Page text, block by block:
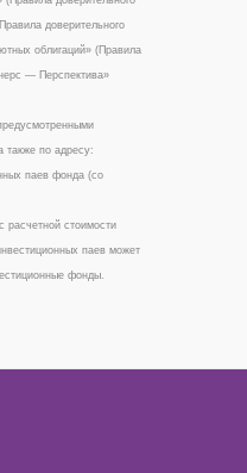
доверительного
облигаций» (Правила
— Перспектива»
по адресу:
паев фонда (со
расчетной стоимости
паев может
фонды.